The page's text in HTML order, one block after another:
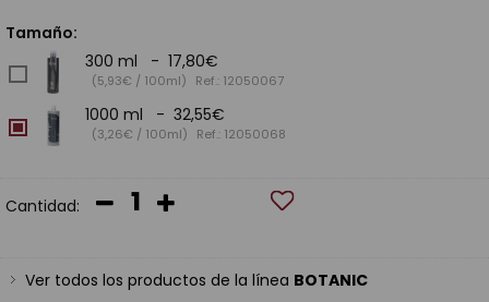
Tamaño:
300 ml - 17,80€
(5,93€ / 100ml) Ref.: 12050067
1000 ml - 32,55€
(3,26€ / 100ml) Ref.: 12050068
Cantidad:
Ver todos los productos de la línea BOTANIC